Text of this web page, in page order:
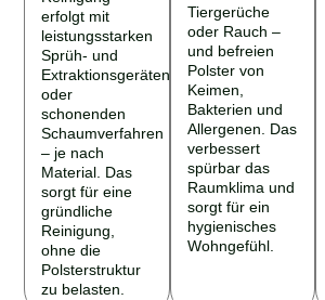
erfolgt mit
leistungsstarken
Sprüh- und
Extraktionsgeräten
oder
schonenden
Schaumverfahren
– je nach
Material. Das
sorgt für eine
gründliche
Reinigung,
ohne die
Polsterstruktur
zu belasten.
Tiergerüche
oder Rauch –
und befreien
Polster von
Keimen,
Bakterien und
Allergenen. Das
verbessert
spürbar das
Raumklima und
sorgt für ein
hygienisches
Wohngefühl.